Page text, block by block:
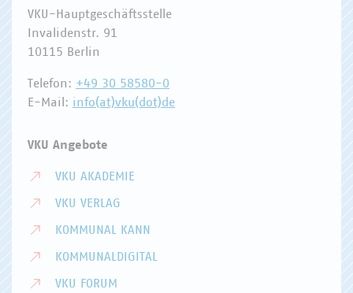
VKU-Hauptgeschäftsstelle
Invalidenstr. 91
10115 Berlin
Telefon: +49 30 58580-0
E-Mail: info(at)vku(dot)de
VKU Angebote
VKU AKADEMIE
VKU VERLAG
KOMMUNAL KANN
KOMMUNALDIGITAL
VKU FORUM